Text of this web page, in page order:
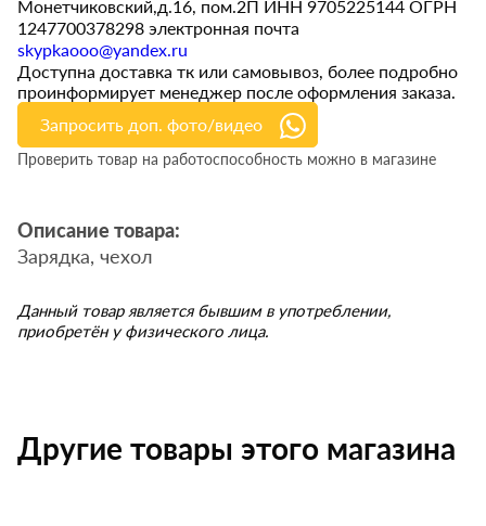
Монетчиковский,д.16, пом.2П ИНН 9705225144 ОГРН
1247700378298 электронная почта
skypkaooo@yandex.ru
Доступна доставка тк или самовывоз, более подробно
проинформирует менеджер после оформления заказа.
Запросить доп. фото/видео
Проверить товар на работоспособность можно в магазине
Описание товара:
Зарядка, чехол
Данный товар является бывшим в употреблении,
приобретён у физического лица.
Другие товары этого магазина